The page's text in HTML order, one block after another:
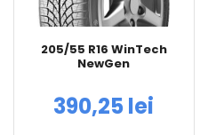
205/55 R16 WinTech
NewGen
390,25 lei